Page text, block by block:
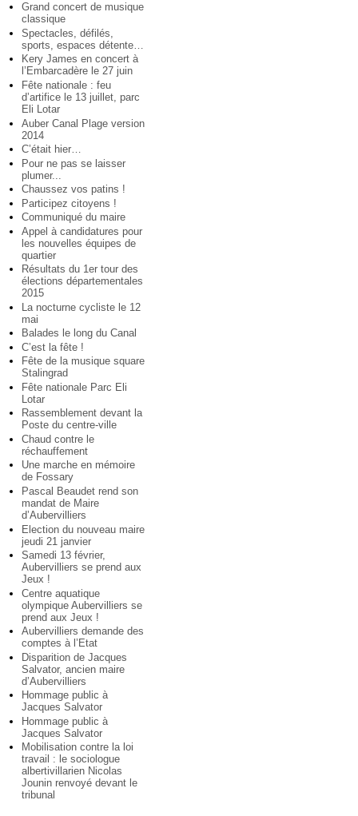
Grand concert de musique
classique
Spectacles, défilés,
sports, espaces détente…
Kery James en concert à
l’Embarcadère le 27 juin
Fête nationale : feu
d’artifice le 13 juillet, parc
Eli Lotar
Auber Canal Plage version
2014
C’était hier…
Pour ne pas se laisser
plumer...
Chaussez vos patins !
Participez citoyens !
Communiqué du maire
Appel à candidatures pour
les nouvelles équipes de
quartier
Résultats du 1er tour des
élections départementales
2015
La nocturne cycliste le 12
mai
Balades le long du Canal
C’est la fête !
Fête de la musique square
Stalingrad
Fête nationale Parc Eli
Lotar
Rassemblement devant la
Poste du centre-ville
Chaud contre le
réchauffement
Une marche en mémoire
de Fossary
Pascal Beaudet rend son
mandat de Maire
d’Aubervilliers
Election du nouveau maire
jeudi 21 janvier
Samedi 13 février,
Aubervilliers se prend aux
Jeux !
Centre aquatique
olympique Aubervilliers se
prend aux Jeux !
Aubervilliers demande des
comptes à l’Etat
Disparition de Jacques
Salvator, ancien maire
d’Aubervilliers
Hommage public à
Jacques Salvator
Hommage public à
Jacques Salvator
Mobilisation contre la loi
travail : le sociologue
albertivillarien Nicolas
Jounin renvoyé devant le
tribunal